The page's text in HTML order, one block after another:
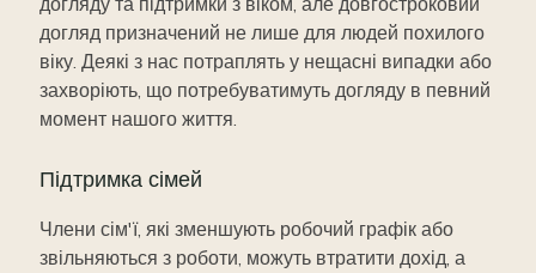
догляд призначений не лише для людей похилого
віку. Деякі з нас потраплять у нещасні випадки або
захворіють, що потребуватимуть догляду в певний
момент нашого життя.
Підтримка сімей
Члени сім'ї, які зменшують робочий графік або
звільняються з роботи, можуть втратити дохід, а